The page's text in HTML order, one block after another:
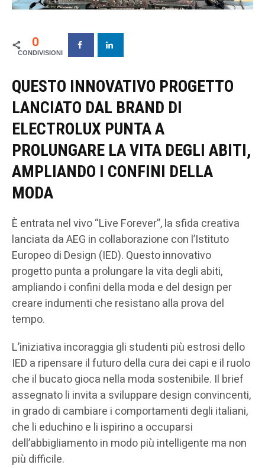
0
QUESTO INNOVATIVO PROGETTO
LANCIATO DAL BRAND DI
ELECTROLUX PUNTA A
PROLUNGARE LA VITA DEGLI ABITI,
AMPLIANDO I CONFINI DELLA
MODA
È entrata nel vivo “Live Forever”, la sfida creativa
lanciata da AEG in collaborazione con l’Istituto
Europeo di Design (IED). Questo innovativo
progetto punta a prolungare la vita degli abiti,
ampliando i confini della moda e del design per
creare indumenti che resistano alla prova del
tempo.
L’iniziativa incoraggia gli studenti più estrosi dello
IED a ripensare il futuro della cura dei capi e il ruolo
che il bucato gioca nella moda sostenibile. Il brief
assegnato li invita a sviluppare design convincenti,
in grado di cambiare i comportamenti degli italiani,
che li educhino e li ispirino a occuparsi
dell’abbigliamento in modo più intelligente ma non
più difficile.